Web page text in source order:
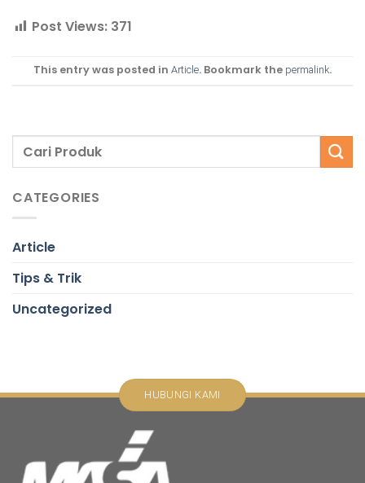
Post Views: 371
This entry was posted in Article. Bookmark the permalink.
CATEGORIES
Article
Tips & Trik
Uncategorized
HUBUNGI KAMI